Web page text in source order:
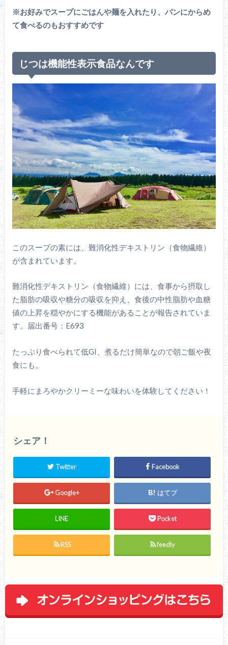
※お好みでスープにごはんや麺を入れたり、パンにからめ
て食べるのもおすすめです
じつは機能性表示食品なんです
このスープの素には、難消化性デキストリン（食物繊維）
が含まれています。
難消化性デキストリン（食物繊維）には、食事から摂取し
た脂肪の吸収や糖分の吸収を抑え、食後の中性脂肪や血糖
値の上昇を穏やかにする機能があることが報告されていま
す。届出番号：E693
たっぷり食べられて低GI、煮るだけ簡単なので朝ご飯や夜
食にも。
手軽にまろやかクリーミーな味わいを体験してください！
シェア！
Twitter Facebook
Google+ はてブ
LINE Pocket
RSS feedly